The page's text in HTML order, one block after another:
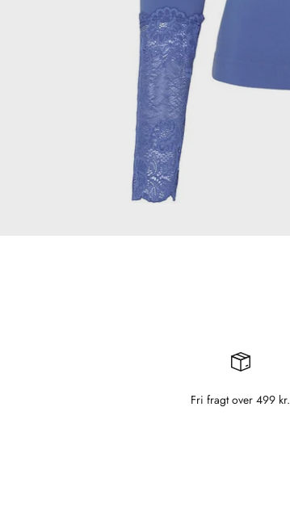
Fri fragt over 499 kr.